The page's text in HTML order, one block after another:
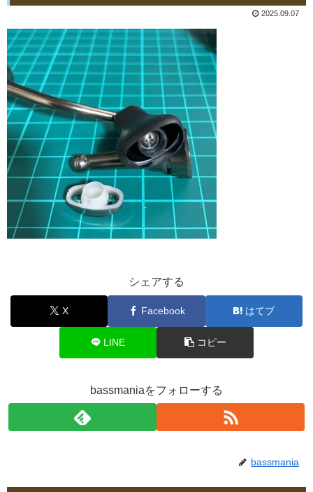
2025.09.07
シェアする
X Facebook はてブ
LINE コピー
bassmaniaをフォローする
bassmania